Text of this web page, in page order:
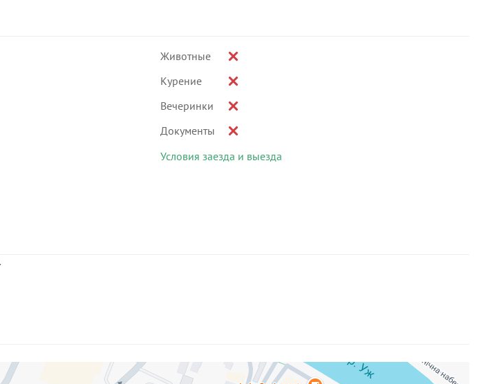
Животные
Курение
Вечеринки
Документы
Условия заезда и выезда